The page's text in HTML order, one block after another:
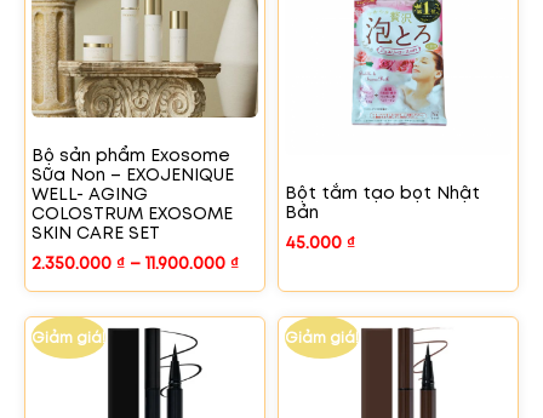
Bộ sản phẩm Exosome
Sữa Non – EXOJENIQUE
WELL- AGING
COLOSTRUM EXOSOME
SKIN CARE SET
2.350.000 ₫ – 11.900.000 ₫
Bột tắm tạo bọt Nhật
Bản
45.000 ₫
Giảm giá! Giảm giá!